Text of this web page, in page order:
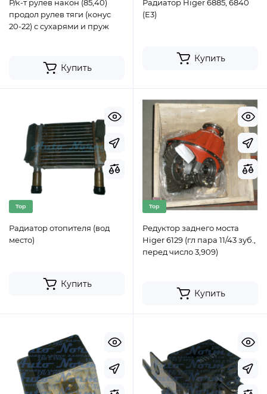
Р/к-т рулев након (85,40)
продол рулев тяги (конус
20-22) с сухарями и пруж
Купить
Радиатор Higer 6885, 6840
(Е3)
Купить
Top
Радиатор отопителя (вод
место)
Купить
Top
Редуктор заднего моста
Higer 6129 (гл пара 11/43 зуб.,
перед число 3,909)
Купить